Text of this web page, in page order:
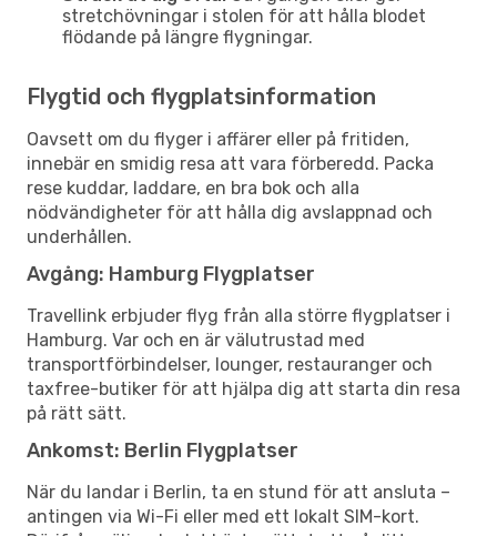
stretchövningar i stolen för att hålla blodet
flödande på längre flygningar.
Flygtid och flygplatsinformation
Oavsett om du flyger i affärer eller på fritiden,
innebär en smidig resa att vara förberedd. Packa
rese kuddar, laddare, en bra bok och alla
nödvändigheter för att hålla dig avslappnad och
underhållen.
Avgång: Hamburg Flygplatser
Travellink erbjuder flyg från alla större flygplatser i
Hamburg. Var och en är välutrustad med
transportförbindelser, lounger, restauranger och
taxfree-butiker för att hjälpa dig att starta din resa
på rätt sätt.
Ankomst: Berlin Flygplatser
När du landar i Berlin, ta en stund för att ansluta –
antingen via Wi-Fi eller med ett lokalt SIM-kort.